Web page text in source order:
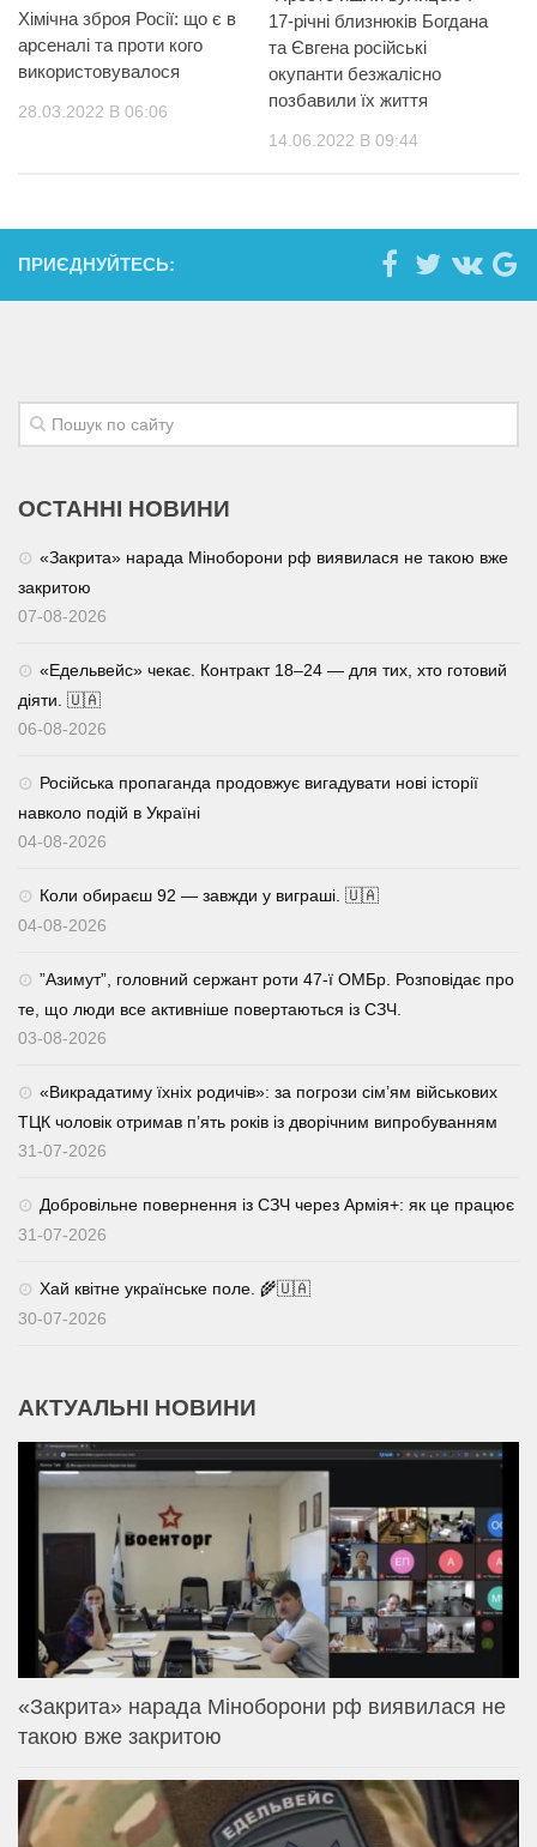
Хімічна зброя Росії: що є в
арсеналі та проти кого
використовувалося
28.03.2022 В 06:06
17-річні близнюків Богдана
та Євгена російські
окупанти безжалісно
позбавили їх життя
14.06.2022 В 09:44
ПРИЄДНУЙТЕСЬ:
ОСТАННІ НОВИНИ
«Закрита» нарада Міноборони рф виявилася не такою вже
закритою
07-08-2026
«Едельвейс» чекає. Контракт 18–24 — для тих, хто готовий
діяти. 🇺🇦
06-08-2026
Російська пропаганда продовжує вигадувати нові історії
навколо подій в Україні
04-08-2026
Коли обираєш 92 — завжди у виграші. 🇺🇦
04-08-2026
⁨”Азимут”, головний сержант роти 47-ї ОМБр. Розповідає про
те, що люди все активніше повертаються із СЗЧ.
03-08-2026
«Викрадатиму їхніх родичів»: за погрози сім’ям військових
ТЦК чоловік отримав п’ять років із дворічним випробуванням
31-07-2026
Добровільне повернення із СЗЧ через Армія+: як це працює
31-07-2026
Хай квітне українське поле. 🌾🇺🇦
30-07-2026
АКТУАЛЬНІ НОВИНИ
«Закрита» нарада Міноборони рф виявилася не
такою вже закритою